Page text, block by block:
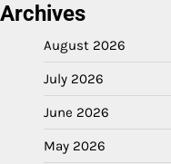
Archives
August 2026
July 2026
June 2026
May 2026